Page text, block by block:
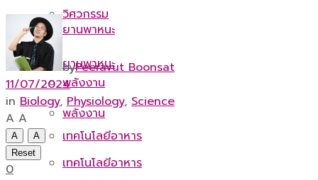
ยานพาหนะ
พลังงาน
เทคโนโลยีอาหาร
วิศวกรรม
ยานพาหนะ
พลังงาน
เทคโนโลยีอาหาร
byPeeravut Boonsat
11/07/2024
in Biology, Physiology, Science
A A
A
A
Reset
0